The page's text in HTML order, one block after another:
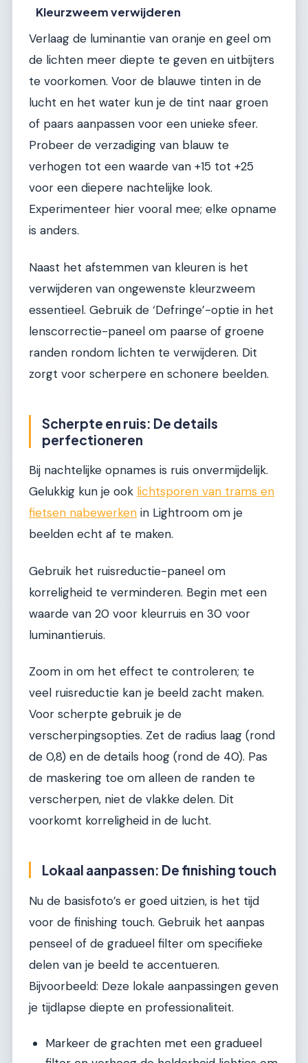
Kleurzweem verwijderen
Verlaag de luminantie van oranje en geel om
de lichten meer diepte te geven en uitbijters
te voorkomen. Voor de blauwe tinten in de
lucht en het water kun je de tint naar groen
of paars aanpassen voor een unieke sfeer.
Probeer de verzadiging van blauw te
verhogen tot een waarde van +15 tot +25
voor een diepere nachtelijke look.
Experimenteer hier vooral mee; elke opname
is anders.
Naast het afstemmen van kleuren is het
verwijderen van ongewenste kleurzweem
essentieel. Gebruik de ‘Defringe’-optie in het
lenscorrectie-paneel om paarse of groene
randen rondom lichten te verwijderen. Dit
zorgt voor scherpere en schonere beelden.
Scherpte en ruis: De details
perfectioneren
Bij nachtelijke opnames is ruis onvermijdelijk.
Gelukkig kun je ook lichtsporen van trams en
fietsen nabewerken in Lightroom om je
beelden echt af te maken.
Gebruik het ruisreductie-paneel om
korreligheid te verminderen. Begin met een
waarde van 20 voor kleurruis en 30 voor
luminantieruis.
Zoom in om het effect te controleren; te
veel ruisreductie kan je beeld zacht maken.
Voor scherpte gebruik je de
verscherpingsopties. Zet de radius laag (rond
de 0,8) en de details hoog (rond de 40). Pas
de maskering toe om alleen de randen te
verscherpen, niet de vlakke delen. Dit
voorkomt korreligheid in de lucht.
Lokaal aanpassen: De finishing touch
Nu de basisfoto’s er goed uitzien, is het tijd
voor de finishing touch. Gebruik het aanpas
penseel of de gradueel filter om specifieke
delen van je beeld te accentueren.
Bijvoorbeeld: Deze lokale aanpassingen geven
je tijdlapse diepte en professionaliteit.
Markeer de grachten met een gradueel